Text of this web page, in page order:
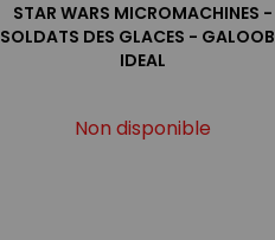
STAR WARS MICROMACHINES -
SOLDATS DES GLACES -
IDEAL
Non disponible